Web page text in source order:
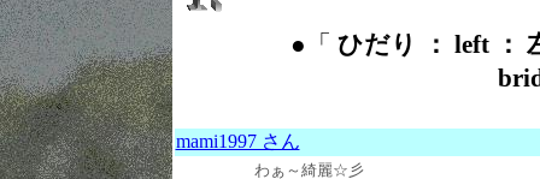
●「 ひだり ： left ：
mami1997 さん
わぁ～綺麗☆彡